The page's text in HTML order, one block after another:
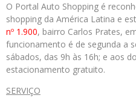
O Portal Auto Shopping é
shopping da América Latina e
nº 1.900, bairro Carlos Prates,
funcionamento é de segunda a
sábados, das 9h às 16h; e aos
estacionamento gratuito.
SERVIÇO